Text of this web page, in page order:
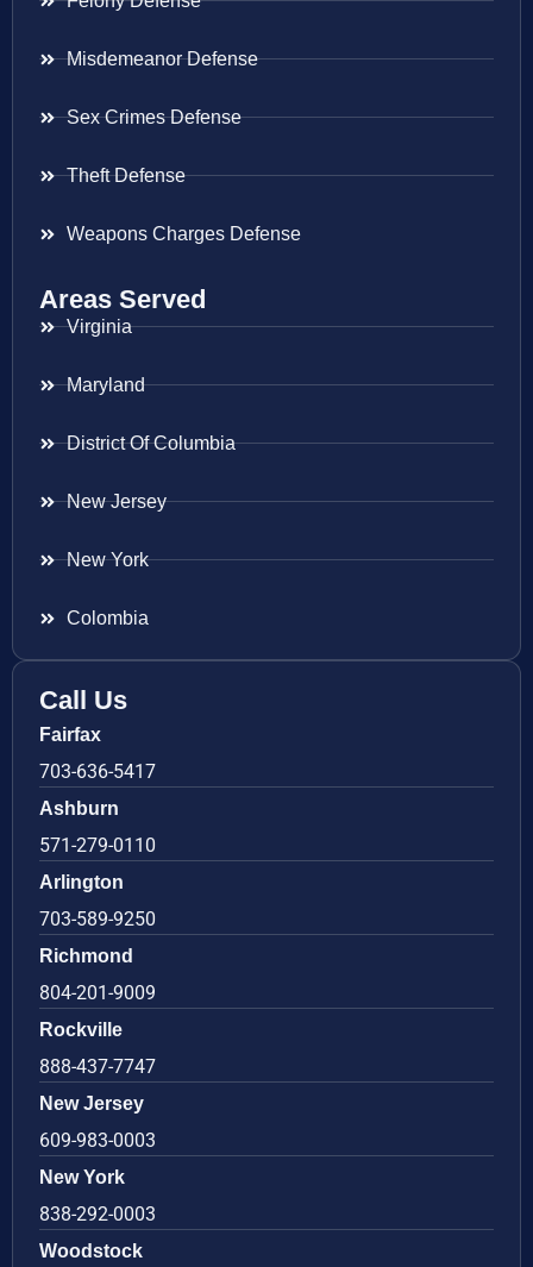
Misdemeanor Defense
Sex Crimes Defense
Theft Defense
Weapons Charges Defense
Areas Served
Virginia
Maryland
District Of Columbia
New Jersey
New York
Colombia
Call Us
Fairfax
703-636-5417
Ashburn
571-279-0110
Arlington
703-589-9250
Richmond
804-201-9009
Rockville
888-437-7747
New Jersey
609-983-0003
New York
838-292-0003
Woodstock